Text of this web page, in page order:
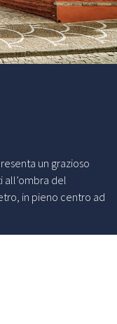
un grazioso
all’ombra del
in pieno centro ad